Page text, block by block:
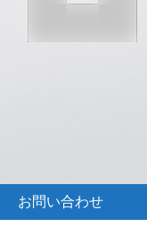
お問い合わせ